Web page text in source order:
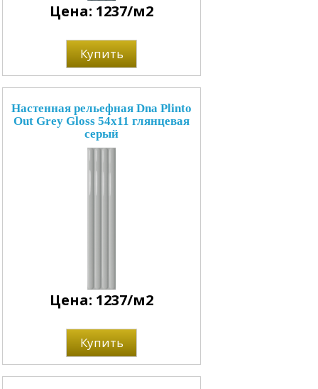
Цена: 1237/м2
Купить
Настенная рельефная Dna Plinto
Out Grey Gloss 54x11 глянцевая
серый
Цена: 1237/м2
Купить